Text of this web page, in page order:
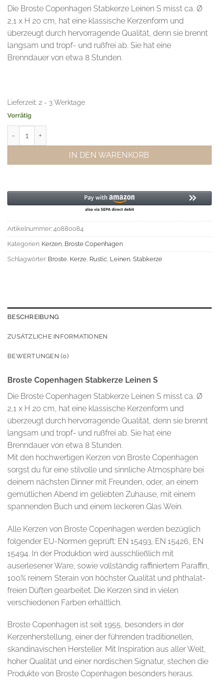
Die Broste Copenhagen Stabkerze Leinen S misst ca. Ø
2,1 x H 20 cm, hat eine klassische Kerzenform und
überzeugt durch hervorragende Qualität, denn sie brennt
langsam und tropf- und rußfrei ab. Sie hat eine
Brenndauer von etwa 8 Stunden.
Lieferzeit: 2 - 3 Werktage
Vorrätig
IN DEN WARENKORB
Artikelnummer: 40880084
Kategorien: Kerzen Broste Copenhagen
Schlagwörter: Broste Kerze Rustic Leinen Stabkerze
BESCHREIBUNG
ZUSÄTZLICHE INFORMATIONEN
BEWERTUNGEN (0)
Broste Copenhagen Stabkerze Leinen S
Die Broste Copenhagen Stabkerze Leinen S misst ca. Ø
2,1 x H 20 cm, hat eine klassische Kerzenform und
überzeugt durch hervorragende Qualität, denn sie brennt
langsam und tropf- und rußfrei ab. Sie hat eine
Brenndauer von etwa 8 Stunden.
Mit den hochwertigen Kerzen von Broste Copenhagen
sorgst du für eine stilvolle und sinnliche Atmosphäre bei
deinem nächsten Dinner mit Freunden, oder, an einem
gemütlichen Abend im geliebten Zuhause, mit einem
spannenden Buch und einem leckeren Glas Wein.
Alle Kerzen von Broste Copenhagen werden bezüglich
folgender EU-Normen geprüft: EN 15493, EN 15426, EN
15494. In der Produktion wird ausschließlich mit
auserlesener Ware, sowie vollständig raffiniertem Paraffin,
100% reinem Sterain von höchster Qualität und phthalat-
freien Düften gearbeitet. Die Kerzen sind in vielen
verschiedenen Farben erhältlich.
Broste Copenhagen ist seit 1955, besonders in der
Kerzenherstellung, einer der führenden traditionellen,
skandinavischen Hersteller. Mit Inspiration aus aller Welt,
hoher Qualität und einer nordischen Signatur, stechen die
Produkte von Broste Copenhagen besonders heraus.